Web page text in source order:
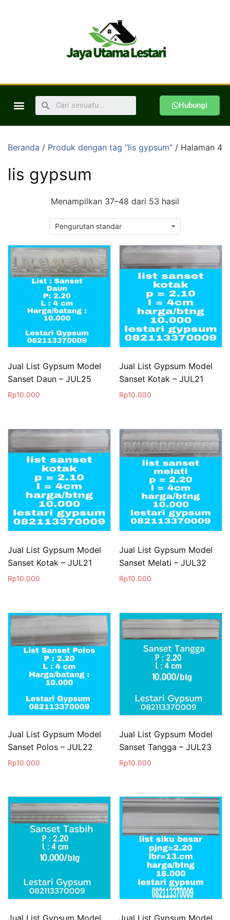
Hubungi
Beranda / Produk dengan tag “lis gypsum” / Halaman 4
lis gypsum
Menampilkan 37–48 dari 53 hasil
Jual List Gypsum Model
Sanset Daun – JUL25
Rp10.000
Jual List Gypsum Model
Sanset Kotak – JUL21
Rp10.000
Jual List Gypsum Model
Sanset Kotak – JUL21
Rp10.000
Jual List Gypsum Model
Sanset Melati – JUL32
Rp10.000
Jual List Gypsum Model
Sanset Polos – JUL22
Rp10.000
Jual List Gypsum Model
Sanset Tangga – JUL23
Rp10.000